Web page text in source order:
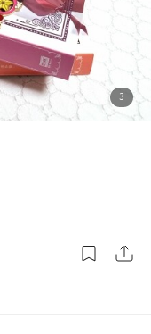
#서평
장으로 오던 중 사고를
까스로 도착한 신부를
아에게 반해버린 최진
심으로 이야기가 전개
을 쟁취할 수 있을까?!
깊게 뿌리내린 진혁
정적인 사람과 만나고
행됌에 따라 크게 변해
다.
나의 초등, 중학교
첨
부
3